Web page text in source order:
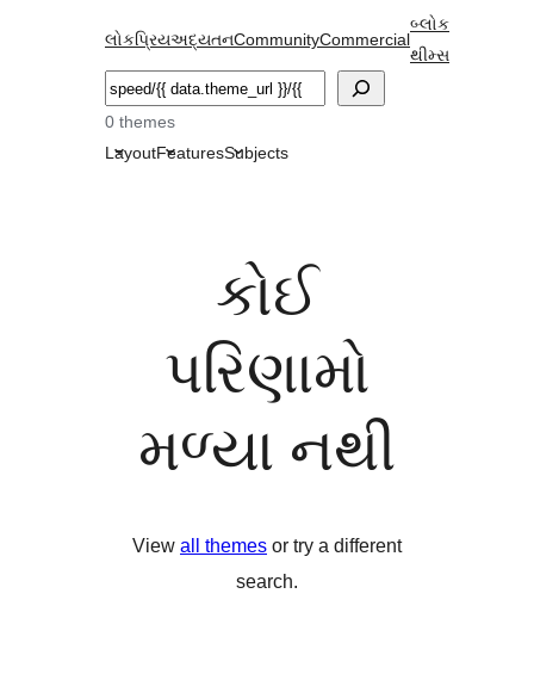
લોકપ્રિયઅદ્યતનCommunityCommercial
બ્લોક
થીમ્સ
શોધો
0 themes
LayoutFeaturesSubjects
કોઈ
પરિણામો
મળ્યા નથી
View all themes or try a different
search.